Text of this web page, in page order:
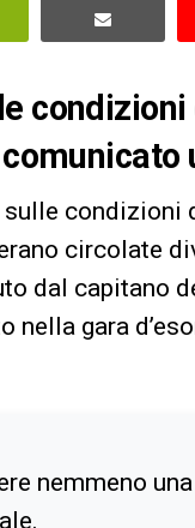
condizioni
circolate
dal capitano
nella gara
nemmeno